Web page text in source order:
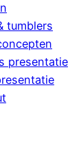
tumblers
presentatie